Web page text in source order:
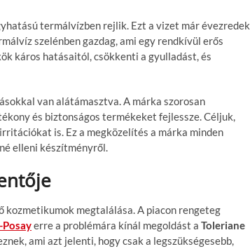
termálvízben rejlik. Ezt a vizet már évezredek
szelénben gazdag, ami egy rendkívül erős
káros hatásaitól, csökkenti a gyulladást, és
van alátámasztva. A márka szorosan
és biztonságos termékeket fejlessze. Céljuk,
is. Ez a megközelítés a márka minden
elleni készítményről.
kozmetikumok megtalálása. A piacon rengeteg
Posayerre a problémára kínál megoldást a Toleriane
ami azt jelenti, hogy csak a legszükségesebb,